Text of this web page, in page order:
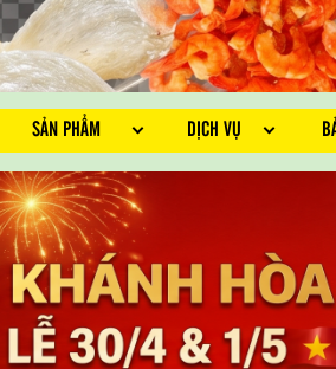
SẢN PHẨM DỊCH VỤ